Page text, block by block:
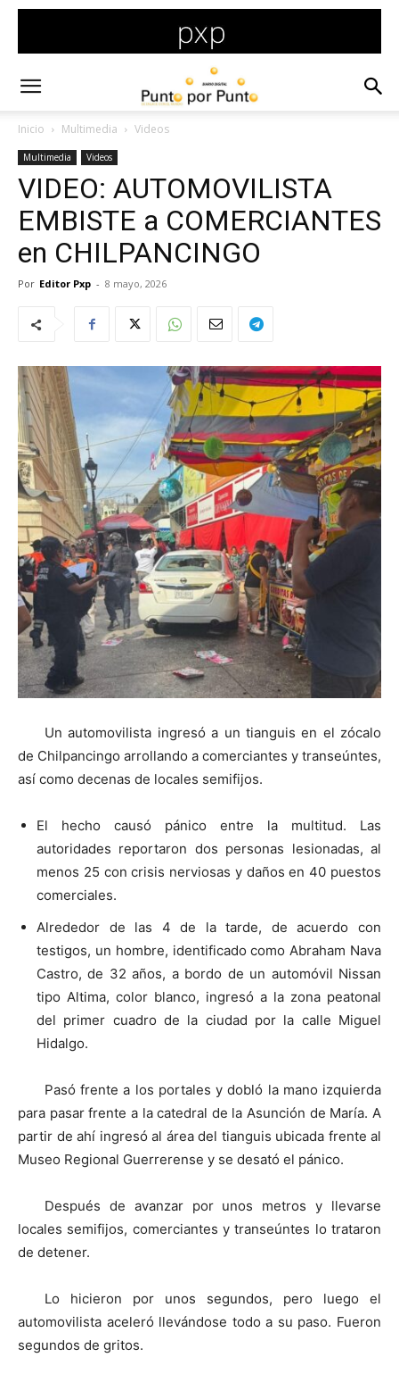
Inicio Multimedia Videos
Multimedia Videos
VIDEO: AUTOMOVILISTA
EMBISTE a COMERCIANTES
en CHILPANCINGO
Por Editor Pxp - 8 mayo, 2026
Un automovilista ingresó a un tianguis en el zócalo
de Chilpancingo arrollando a comerciantes y transeúntes,
así como decenas de locales semifijos.
El hecho causó pánico entre la multitud. Las
autoridades reportaron dos personas lesionadas, al
menos 25 con crisis nerviosas y daños en 40 puestos
comerciales.
Alrededor de las 4 de la tarde, de acuerdo con
testigos, un hombre, identificado como Abraham Nava
Castro, de 32 años, a bordo de un automóvil Nissan
tipo Altima, color blanco, ingresó a la zona peatonal
del primer cuadro de la ciudad por la calle Miguel
Hidalgo.
Pasó frente a los portales y dobló la mano izquierda
para pasar frente a la catedral de la Asunción de María. A
partir de ahí ingresó al área del tianguis ubicada frente al
Museo Regional Guerrerense y se desató el pánico.
Después de avanzar por unos metros y llevarse
locales semifijos, comerciantes y transeúntes lo trataron
de detener.
Lo hicieron por unos segundos, pero luego el
automovilista aceleró llevándose todo a su paso. Fueron
segundos de gritos.